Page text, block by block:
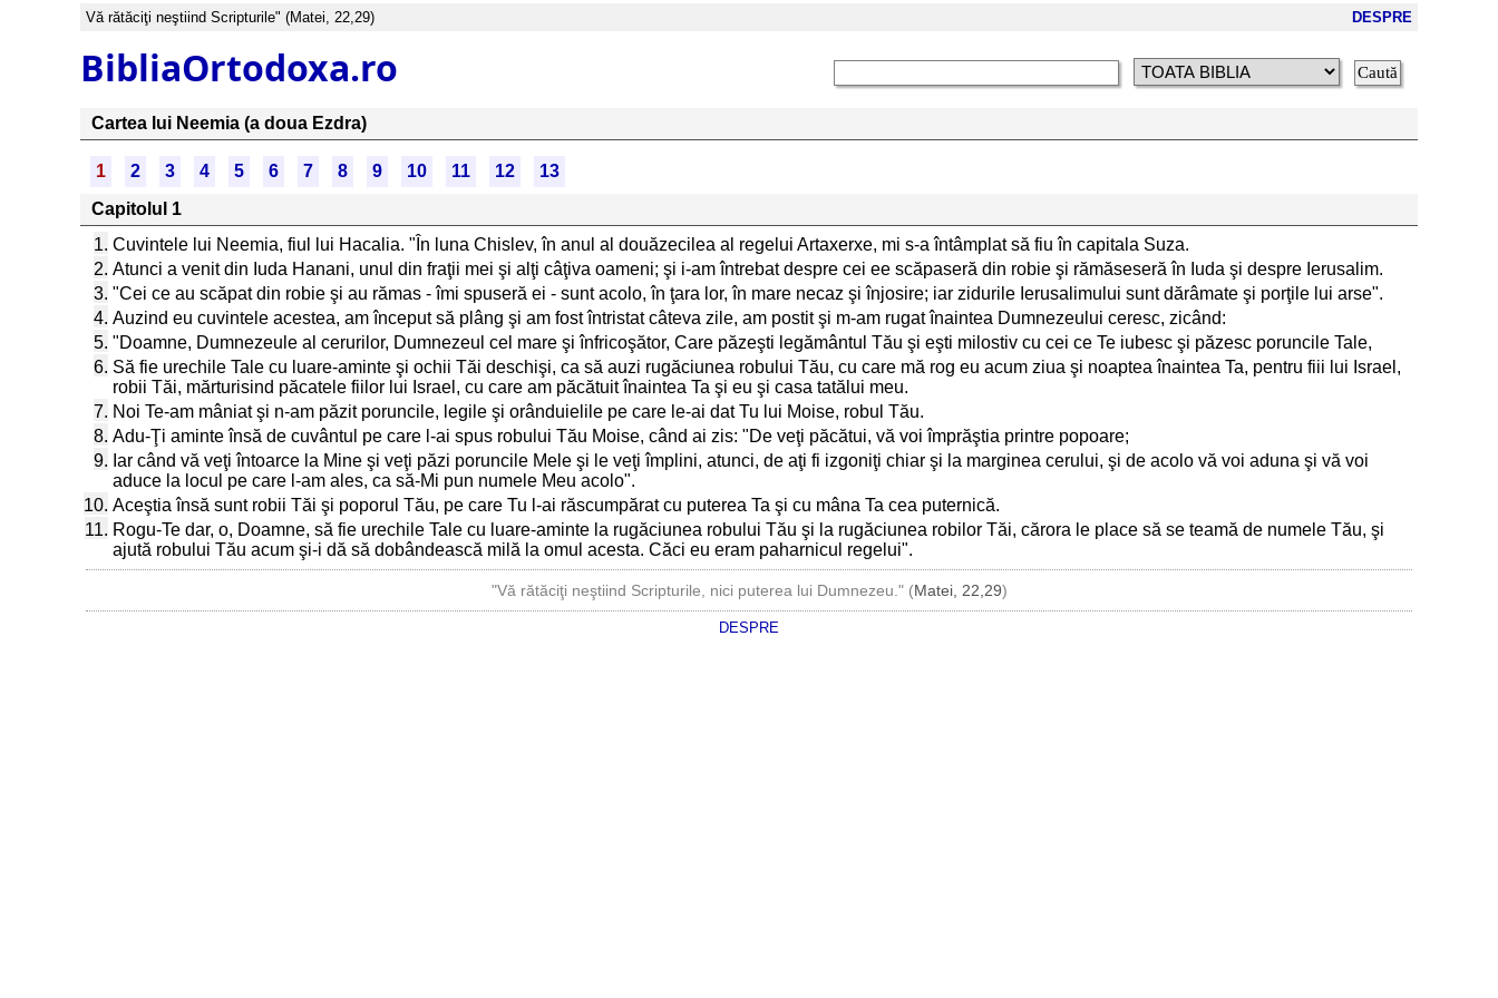
Vă rătăciţi neştiind Scripturile" (Matei, 22,29) DESPRE
BibliaOrtodoxa.ro
Cartea lui Neemia (a doua Ezdra)
1 2 3 4 5 6 7 8 9 10 11 12
13
Capitolul 1
1. Cuvintele lui Neemia, fiul lui Hacalia. "În luna Chislev, în anul al douăzecilea al regelui Artaxerxe, mi s-a întâmplat să fiu în capitala Suza.
2. Atunci a venit din Iuda Hanani, unul din fraţii mei şi alţi câţiva oameni; şi i-am întrebat despre cei ee scăpaseră din robie şi rămăseseră în Iuda şi despre Ierusalim.
3. "Cei ce au scăpat din robie şi au rămas - îmi spuseră ei - sunt acolo, în ţara lor, în mare necaz şi înjosire; iar zidurile Ierusalimului sunt dărâmate şi porţile lui arse".
4. Auzind eu cuvintele acestea, am început să plâng şi am fost întristat câteva zile, am postit şi m-am rugat înaintea Dumnezeului ceresc, zicând:
5. "Doamne, Dumnezeule al cerurilor, Dumnezeul cel mare şi înfricoşător, Care păzeşti legământul Tău şi eşti milostiv cu cei ce Te iubesc şi păzesc poruncile Tale,
6. Să fie urechile Tale cu luare-aminte şi ochii Tăi deschişi, ca să auzi rugăciunea robului Tău, cu care mă rog eu acum ziua şi noaptea înaintea Ta, pentru fiii lui Israel,
robii Tăi, mărturisind păcatele fiilor lui Israel, cu care am păcătuit înaintea Ta şi eu şi casa tatălui meu.
7. Noi Te-am mâniat şi n-am păzit poruncile, legile şi orânduielile pe care le-ai dat Tu lui Moise, robul Tău.
8. Adu-Ţi aminte însă de cuvântul pe care l-ai spus robului Tău Moise, când ai zis: "De veţi păcătui, vă voi împrăştia printre popoare;
9. Iar când vă veţi întoarce la Mine şi veţi păzi poruncile Mele şi le veţi împlini, atunci, de aţi fi izgoniţi chiar şi la marginea cerului, şi de acolo vă voi aduna şi vă voi
aduce la locul pe care l-am ales, ca să-Mi pun numele Meu acolo".
10. Aceştia însă sunt robii Tăi şi poporul Tău, pe care Tu l-ai răscumpărat cu puterea Ta şi cu mâna Ta cea puternică.
11. Rogu-Te dar, o, Doamne, să fie urechile Tale cu luare-aminte la rugăciunea robului Tău şi la rugăciunea robilor Tăi, cărora le place să se teamă de numele Tău, şi
ajută robului Tău acum şi-i dă să dobândească milă la omul acesta. Căci eu eram paharnicul regelui".
"Vă rătăciţi neştiind Scripturile, nici puterea lui Dumnezeu." (Matei, 22,29)
DESPRE